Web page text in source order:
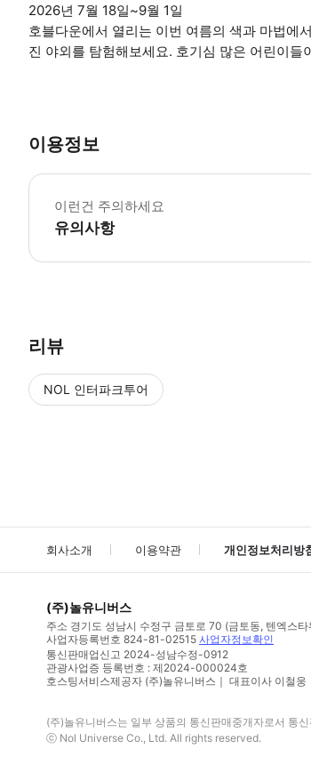
2026년 7월 18일~9월 1일
호블다운에서 열리는 이번 여름의 색과 마법에
진 야외를 탐험해보세요. 호기심 많은 어린이
이용정보
이런건 주의하세요
유의사항
리뷰
NOL 인터파크투어
회사소개 이용약관 개인정보처리방
(주)놀유니버스
주소 경기도 성남시 수정구 금토로 70 (금토동, 텐엑스타
사업자등록번호 824-81-02515 사업자정보확인
통신판매업신고 2024-성남수정-0912
관광사업증 등록번호 : 제2024-000024호
호스팅서비스제공자 (주)놀유니버스｜ 대표이사 이철웅
(주)놀유니버스는 일부 상품의 통신판매중개자로서 통
ⓒ Nol Universe Co., Ltd. All rights reserved.